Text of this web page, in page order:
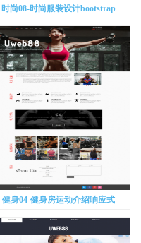
时尚08-时尚服装设计bootstrap
健身04-健身房运动介绍响应式